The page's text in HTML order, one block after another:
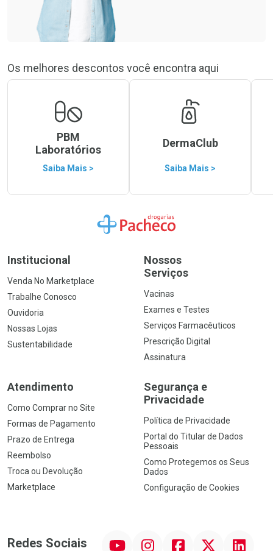
Os melhores descontos você encontra aqui
PBM
Laboratórios
Saiba Mais >
DermaClub
Saiba Mais >
Ir para a Home
Institucional
Venda No Marketplace
Trabalhe Conosco
Ouvidoria
Nossas Lojas
Sustentabilidade
Nossos
Serviços
Vacinas
Exames e Testes
Serviços Farmacêuticos
Prescrição Digital
Assinatura
Atendimento
Como Comprar no Site
Formas de Pagamento
Prazo de Entrega
Reembolso
Troca ou Devolução
Marketplace
Segurança e
Privacidade
Política de Privacidade
Portal do Titular de Dados
Pessoais
Como Protegemos os Seus
Dados
Configuração de Cookies
Redes Sociais InstagramFacebookTwitter Linkedin